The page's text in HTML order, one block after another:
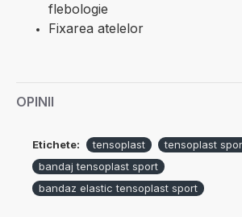
flebologie
Fixarea atelelor
OPINII
Etichete: tensoplast
tensoplast
bandaj tensoplast sport
bandaz elastic tensoplast sport